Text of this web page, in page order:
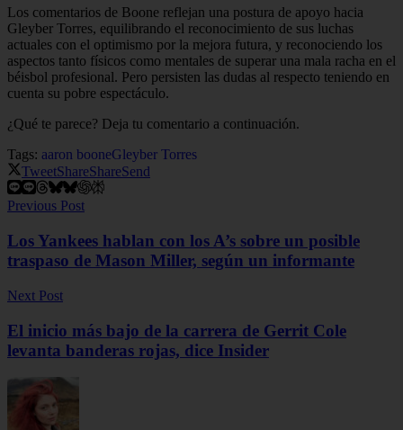
Los comentarios de Boone reflejan una postura de apoyo hacia
Gleyber Torres, equilibrando el reconocimiento de sus luchas
actuales con el optimismo por la mejora futura, y reconociendo los
aspectos tanto físicos como mentales de superar una mala racha en el
béisbol profesional. Pero persisten las dudas al respecto teniendo en
cuenta su pobre espectáculo.
¿Qué te parece? Deja tu comentario a continuación.
Tags: aaron booneGleyber Torres
TweetShareShareSend
Previous Post
Los Yankees hablan con los A’s sobre un posible
traspaso de Mason Miller, según un informante
Next Post
El inicio más bajo de la carrera de Gerrit Cole
levanta banderas rojas, dice Insider